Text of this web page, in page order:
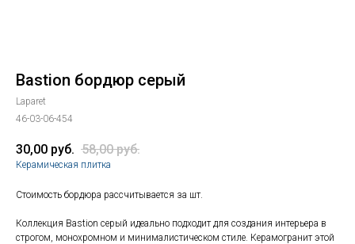
Bastion бордюр серый
Laparet
46-03-06-454
30,00 руб. 58,00 руб.
Керамическая плитка
Стоимость бордюра рассчитывается за шт.
Коллекция Bastion серый идеально подходит для создания интерьера в
строгом, монохромном и минималистическом стиле. Керамогранит этой